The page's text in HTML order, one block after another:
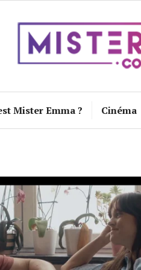
Mister Emma ? Cinéma